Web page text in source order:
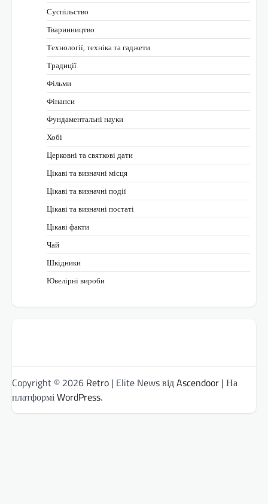
Суспільство
Тваринництво
Технології, техніка та гаджети
Традиції
Фільми
Фінанси
Фундаментальні науки
Хобі
Церковні та святкові дати
Цікаві та визначні місця
Цікаві та визначні події
Цікаві та визначні постаті
Цікаві факти
Чай
Шкідники
Ювелірні вироби
Copyright © 2026 Retro | Elite News відAscendoor | На
платформіWordPress.